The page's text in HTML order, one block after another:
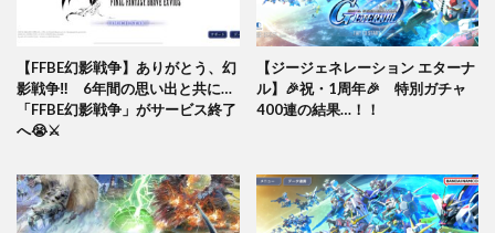
【FFBE幻影戦争】ありがとう、幻
影戦争‼️ 6年間の思い出と共に…
「FFBE幻影戦争」がサービス終了
へ😭⚔️
【ジージェネレーション エターナ
ル】🎉祝・1周年🎉 特別ガチャ
400連の結果…！！